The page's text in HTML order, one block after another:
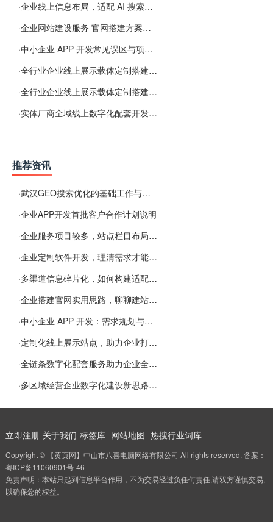
·企业线上信息布局，适配 AI 搜索需要留意这些要点
·企业网站建设服务 官网搭建方案经验分享
·中小企业 APP 开发常见误区与项目规划实用经验
·全行业企业线上展示载体定制搭建服务
·全行业企业线上展示载体定制搭建服务
·实体厂商全域线上数字化配套开发与地域检索优化服务
推荐资讯
·武汉GEO搜索优化的基础工作与实施思路
·企业APP开发首批客户合作计划说明
·企业服务项目较多，站点栏目布局规划参考思路
·企业定制软件开发，理清需求才能提升数字化落地效率
·多渠道信息碎片化，如何构建适配 AI 检索的品牌信息源
·企业搭建官网实用思路，聊聊建站容易忽视的问题
·中小企业 APP 开发：需求规划与项目落地避坑经验分享
·定制化线上展示站点，助力企业打通线上经营渠道
·全链条数字化配套服务助力企业全域线上经营
·多区域经营企业数字化建设新思路：多端载体与地域检索一体化落地思路分享
立即注册 关于我们 标签库 网站地图 热搜行业词库
Copyright © 【黄页网】中山市八喜电脑网络有限公司 All rights reserved. 备案：
粤ICP备11060901号-46
免责声明：本站只起到信息平台作用，不为交易经过负任何责任,请双方谨慎交易,
以确保您的权益。